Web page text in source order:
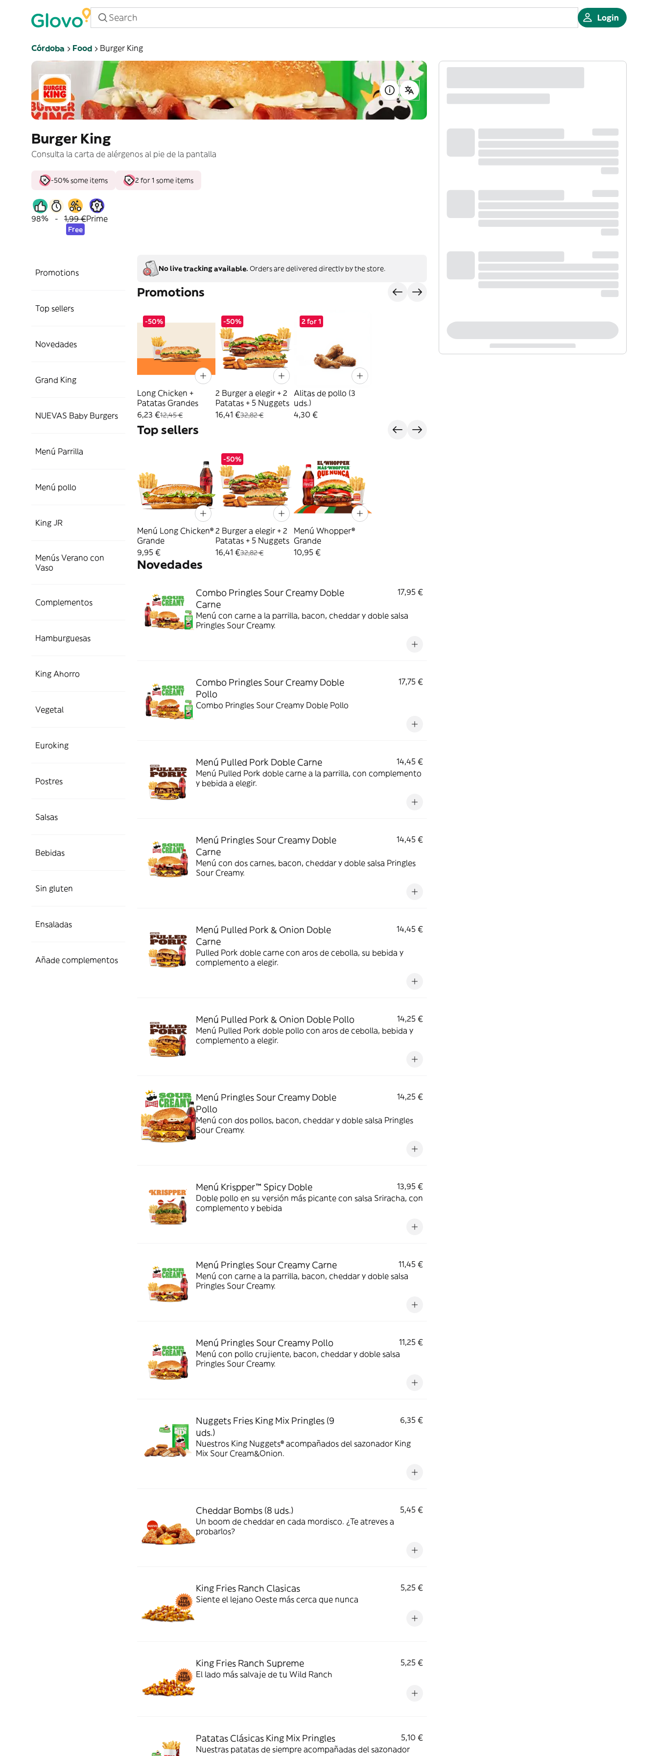
Login
Córdoba Food Burger King
Burger King
Consulta la carta de alérgenos al pie de la pantalla
-50% some items 2 for 1 some items
98% - 1,99 €
Free
Prime
Promotions
Top sellers
Novedades
Grand King
NUEVAS Baby Burgers
Menú Parrilla
Menú pollo
King JR
Menús Verano con
Vaso
Complementos
Hamburguesas
King Ahorro
Vegetal
Euroking
Postres
Salsas
Bebidas
Sin gluten
Ensaladas
Añade complementos
No live tracking available. Orders are delivered directly by the store.
Promotions
-50%
Long Chicken +
Patatas Grandes
6,23 €12,45 €
-50%
2 Burger a elegir + 2
Patatas + 5 Nuggets
16,41 €32,82 €
2 for 1
Alitas de pollo (3
uds.)
4,30 €
Top sellers
Menú Long Chicken®
Grande
9,95 €
-50%
2 Burger a elegir + 2
Patatas + 5 Nuggets
16,41 €32,82 €
Menú Whopper®
Grande
10,95 €
Novedades
Combo Pringles Sour Creamy Doble
Carne
17,95 €
Menú con carne a la parrilla, bacon, cheddar y doble salsa
Pringles Sour Creamy.
Combo Pringles Sour Creamy Doble
Pollo
17,75 €
Combo Pringles Sour Creamy Doble Pollo
Menú Pulled Pork Doble Carne
14,45 €
Menú Pulled Pork doble carne a la parrilla, con complemento
y bebida a elegir.
Menú Pringles Sour Creamy Doble
Carne
14,45 €
Menú con dos carnes, bacon, cheddar y doble salsa Pringles
Sour Creamy.
Menú Pulled Pork & Onion Doble
Carne
14,45 €
Pulled Pork doble carne con aros de cebolla, su bebida y
complemento a elegir.
Menú Pulled Pork & Onion Doble Pollo
14,25 €
Menú Pulled Pork doble pollo con aros de cebolla, bebida y
complemento a elegir.
Menú Pringles Sour Creamy Doble
Pollo
14,25 €
Menú con dos pollos, bacon, cheddar y doble salsa Pringles
Sour Creamy.
Menú Krispper™ Spicy Doble
13,95 €
Doble pollo en su versión más picante con salsa Sriracha, con
complemento y bebida
Menú Pringles Sour Creamy Carne
11,45 €
Menú con carne a la parrilla, bacon, cheddar y doble salsa
Pringles Sour Creamy.
Menú Pringles Sour Creamy Pollo
11,25 €
Menú con pollo crujiente, bacon, cheddar y doble salsa
Pringles Sour Creamy.
Nuggets Fries King Mix Pringles (9
uds.)
6,35 €
Nuestros King Nuggets® acompañados del sazonador King
Mix Sour Cream&Onion.
Cheddar Bombs (8 uds.)
5,45 €
Un boom de cheddar en cada mordisco. ¿Te atreves a
probarlos?
King Fries Ranch Clasicas
5,25 €
Siente el lejano Oeste más cerca que nunca
King Fries Ranch Supreme
5,25 €
El lado más salvaje de tu Wild Ranch
Patatas Clásicas King Mix Pringles
5,10 €
Nuestras patatas de siempre acompañadas del sazonador